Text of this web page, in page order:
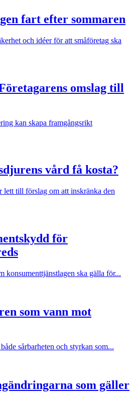
fart efter sommaren
och idéer för att småföretag ska
omslag till
kan skapa framgångsrikt
vård få kosta?
lett till förslag om att inskränka den
för
konsumenttjänstlagen ska gälla för...
som vann mot
sårbarheten och styrkan som...
som gäller